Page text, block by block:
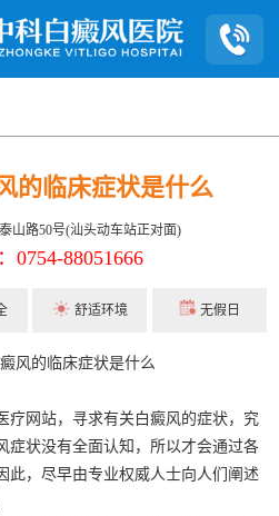
的临床症状是什么
山路50号(汕头动车站正对面)
0754-88051666
舒适环境 无假日
疗网站，寻求有关白癜风的症状，究
症状没有全面认知，所以才会通过各
此，尽早由专业权威人士向人们阐述